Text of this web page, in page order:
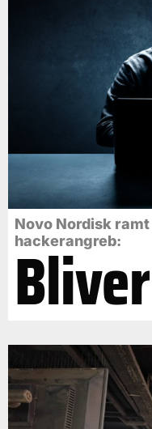
Novo Nordisk
hackerangreb: